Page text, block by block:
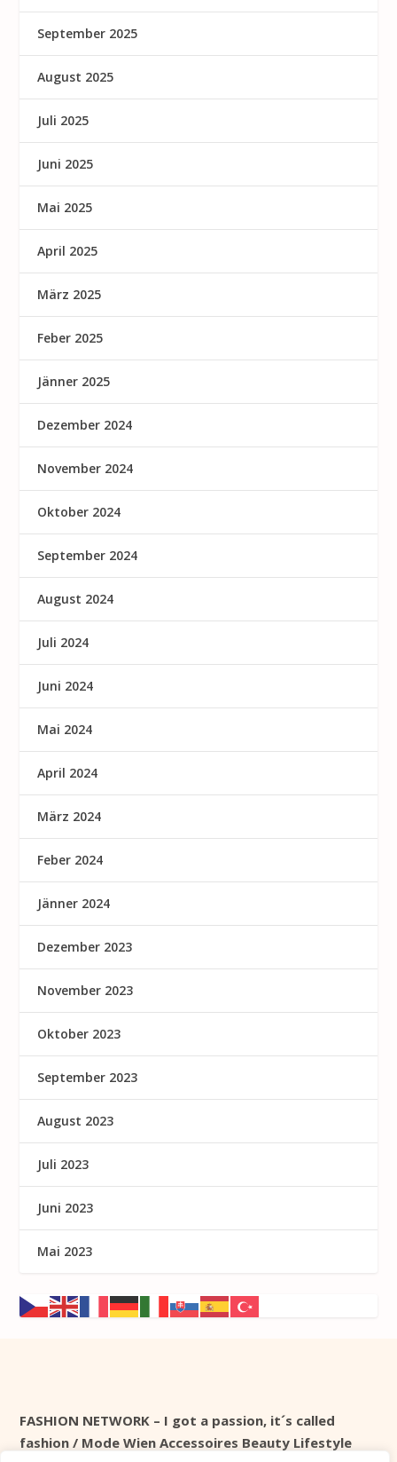
September 2025
August 2025
Juli 2025
Juni 2025
Mai 2025
April 2025
März 2025
Feber 2025
Jänner 2025
Dezember 2024
November 2024
Oktober 2024
September 2024
August 2024
Juli 2024
Juni 2024
Mai 2024
April 2024
März 2024
Feber 2024
Jänner 2024
Dezember 2023
November 2023
Oktober 2023
September 2023
August 2023
Juli 2023
Juni 2023
Mai 2023
FASHION NETWORK – I got a passion, it´s called
fashion / Mode Wien Accessoires Beauty Lifestyle